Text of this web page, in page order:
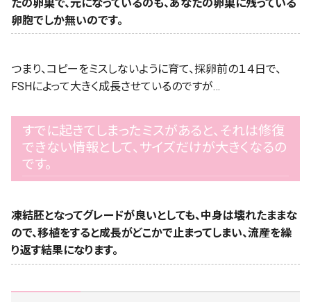
たの卵巣で、元になっているのも、あなたの卵巣に残っている
卵胞でしか無いのです。
つまり、コピーをミスしないように育て、採卵前の１４日で、
FSHによって大きく成長させているのですが…
すでに起きてしまったミスがあると、それは修復
できない情報として、サイズだけが大きくなるの
です。
凍結胚となってグレードが良いとしても、中身は壊れたままな
ので、移植をすると成長がどこかで止まってしまい、流産を繰
り返す結果になります。